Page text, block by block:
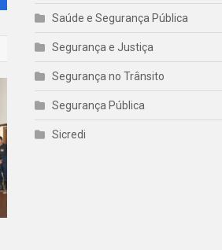
Saúde e Segurança Pública
Segurança e Justiça
Segurança no Trânsito
Segurança Pública
Sicredi